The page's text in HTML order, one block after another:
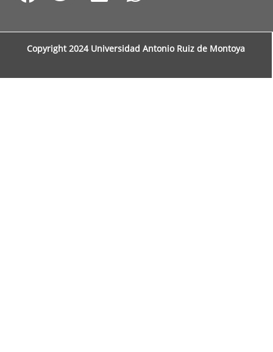
Copyright 2024 Universidad Antonio Ruiz de Montoya